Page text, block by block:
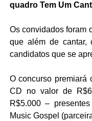
quadro Tem Um
Os convidados foram
que além de cantar,
candidatos que se
O concurso premiará
CD no valor de
R$5.000 –
Music Gospel